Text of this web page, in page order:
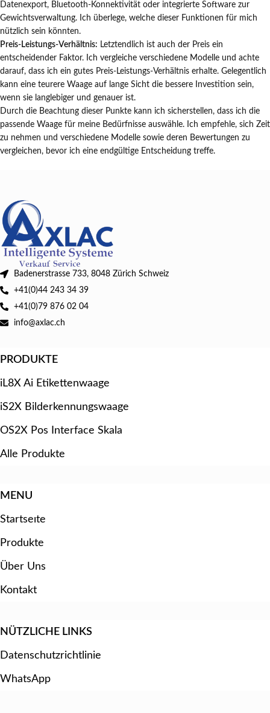
Datenexport, Bluetooth-Konnektivität oder integrierte Software zur
Gewichtsverwaltung. Ich überlege, welche dieser Funktionen für mich
nützlich sein könnten.
Preis-Leistungs-Verhältnis: Letztendlich ist auch der Preis ein
entscheidender Faktor. Ich vergleiche verschiedene Modelle und achte
darauf, dass ich ein gutes Preis-Leistungs-Verhältnis erhalte. Gelegentlich
kann eine teurere Waage auf lange Sicht die bessere Investition sein,
wenn sie langlebiger und genauer ist.
Durch die Beachtung dieser Punkte kann ich sicherstellen, dass ich die
passende Waage für meine Bedürfnisse auswähle. Ich empfehle, sich Zeit
zu nehmen und verschiedene Modelle sowie deren Bewertungen zu
vergleichen, bevor ich eine endgültige Entscheidung treffe.
Badenerstrasse 733, 8048 Zürich Schweiz
+41(0)44 243 34 39
+41(0)79 876 02 04
info@axlac.ch
PRODUKTE
iL8X Ai Etikettenwaage
iS2X Bilderkennungswaage
OS2X Pos Interface Skala
Alle Produkte
MENU
Startseıte
Produkte
Über Uns
Kontakt
NÜTZLICHE LINKS
Datenschutzrichtlinie
WhatsApp